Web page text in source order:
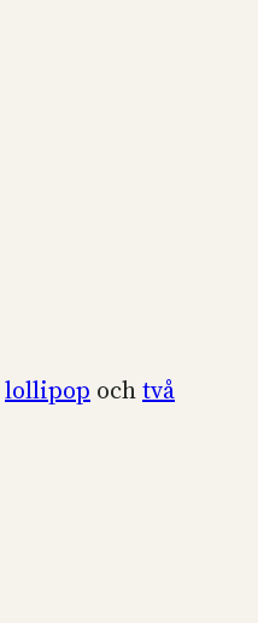
lollipop ochtvå